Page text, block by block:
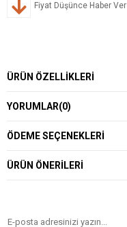
Fiyat Düşünce Haber Ver
ÜRÜN ÖZELLIKLERI
YORUMLAR(0)
ÖDEME SEÇENEKLERI
ÜRÜN ÖNERILERI